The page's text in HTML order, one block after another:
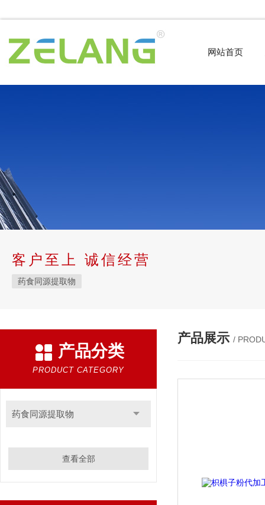
网站首页
客户至上 诚信经营
药食同源提取物
产品分类
PRODUCT CATEGORY
药食同源提取物
查看全部
产品展示 /